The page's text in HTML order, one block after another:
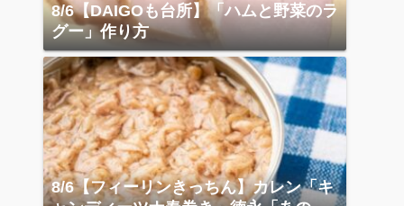
8/6【DAIGOも台所】「ハムと野菜のラ
グー」作り方
8/6【フィーリンきっちん】カレン「キ